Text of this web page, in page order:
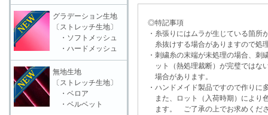
◎特記事項
・糸張りにはムラが生じている箇所
糸抜けする場合がありますので処
・刺繍糸の末端が未処理の場合、刺
ット（熱処理裁断）が完璧ではな
場合があります。
・ハンドメイド製品ですので作りに
また、ロット（入荷時期）により
ます。 ご了承の上でお求めくだ
グラデーション生地
〔ストレッチ生地〕
・ソフトメッシュ
・ハードメッシュ
無地生地
〔ストレッチ生地〕
・ベロア
・ベルベット